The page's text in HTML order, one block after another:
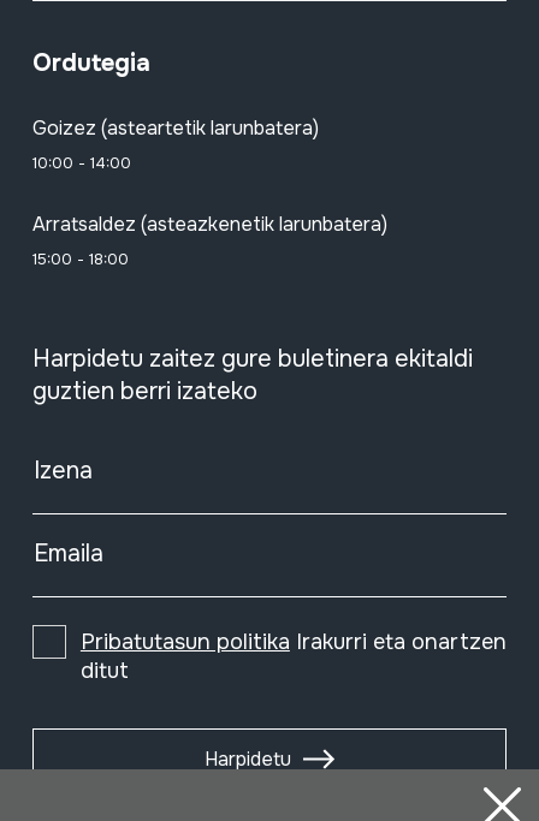
Ordutegia
Goizez (asteartetik larunbatera)
10:00 - 14:00
Arratsaldez (asteazkenetik larunbatera)
15:00 - 18:00
Harpidetu zaitez gure buletinera ekitaldi
guztien berri izateko
Izena
Emaila
Pribatutasun politika Irakurri eta onartzen
ditut
Harpidetu